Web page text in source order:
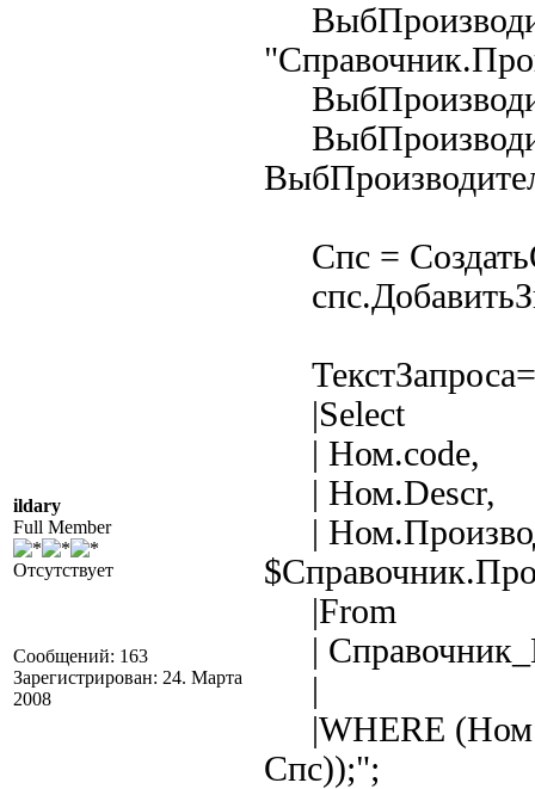
ildary
Full Member
Отсутствует
Сообщений: 163
Зарегистрирован: 24. Марта
2008
Спс =
|Select
| Ном.code,
| Ном.Descr,
|
|From
|
|
|WHERE
Спс));";